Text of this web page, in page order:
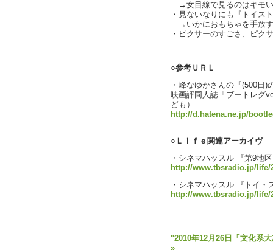
→女目線で見るのはキモ
・見ないなりにも『トイス
→いかにおもちゃを手放
・ピクサーのすごさ、ピク
○参考ＵＲＬ
・峰なゆかさんの『(500日
映画評同人誌「ブートレグ
ども）
http://d.hatena.ne.jp/
○Ｌｉｆｅ関連アーカイヴ
・シネマハッスル 『第9地
http://www.tbsradio.jp/life/
・シネマハッスル 『トイ・
http://www.tbsradio.jp/life/
"2010年12月26日「文化系
»